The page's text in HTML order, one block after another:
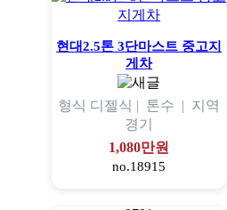
현대2.5톤 3단마스트 중고지
게차
형식 디젤식 | 톤수 | 지역
경기
1,080만원
no.18915